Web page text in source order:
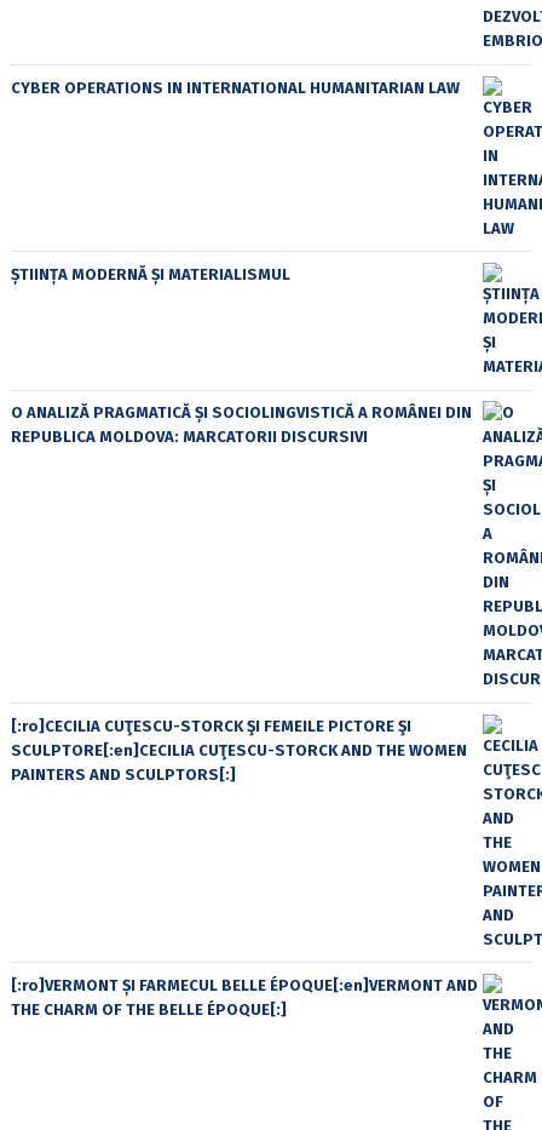
CYBER OPERATIONS IN INTERNATIONAL HUMANITARIAN LAW
ȘTIINȚA MODERNĂ ȘI MATERIALISMUL
O ANALIZĂ PRAGMATICĂ ȘI SOCIOLINGVISTICĂ A ROMÂNEI DIN
REPUBLICA MOLDOVA: MARCATORII DISCURSIVI
[:ro]CECILIA CUŢESCU-STORCK ŞI FEMEILE PICTORE ŞI
SCULPTORE[:en]CECILIA CUŢESCU-STORCK AND THE WOMEN
PAINTERS AND SCULPTORS[:]
[:ro]VERMONT ȘI FARMECUL BELLE ÉPOQUE[:en]VERMONT AND
THE CHARM OF THE BELLE ÉPOQUE[:]